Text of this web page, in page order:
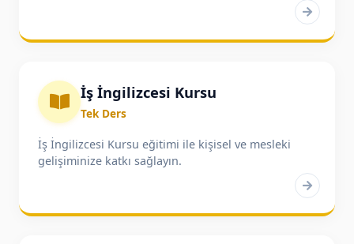
Video Animasyon
Otomasyon
Coğrafi Bilgi Sistemleri
İş İngilizcesi Kursu
Tek Ders
İş İngilizcesi Kursu eğitimi ile kişisel ve mesleki
gelişiminize katkı sağlayın.